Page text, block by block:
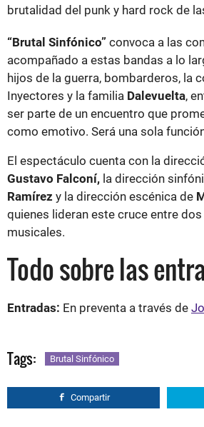
brutalidad del punk y hard rock de
“Brutal Sinfónico” convoca a las
acompañado a estas bandas a lo
hijos de la guerra, bombarderos, la
Inyectores y la familia Dalevuelta,
ser parte de un encuentro que
como emotivo. Será una sola
El espectáculo cuenta con la
Gustavo Falconí, la dirección
Ramírez y la dirección escénica de
quienes lideran este cruce entre
musicales.
Todo sobre las
Entradas: En preventa a través de
Tags: Brutal Sinfónico
Compartir